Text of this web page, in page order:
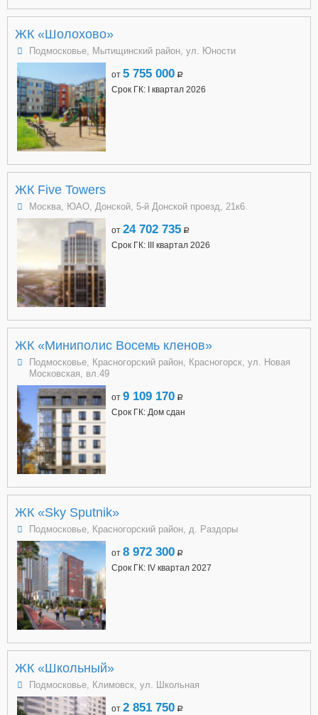
ЖК «Шолохово»
Подмосковье, Мытищинский район, ул. Юности
от 5 755 000 a
Срок ГК: I квартал 2026
ЖК Five Towers
Москва, ЮАО, Донской, 5-й Донской проезд, 21к6
от 24 702 735 a
Срок ГК: III квартал 2026
ЖК «Миниполис Восемь кленов»
Подмосковье, Красногорский район, Красногорск, ул. Новая
Московская, вл.49
от 9 109 170 a
Срок ГК: Дом сдан
ЖК «Sky Sputnik»
Подмосковье, Красногорский район, д. Раздоры
от 8 972 300 a
Срок ГК: IV квартал 2027
ЖК «Школьный»
Подмосковье, Климовск, ул. Школьная
от 2 851 750 a